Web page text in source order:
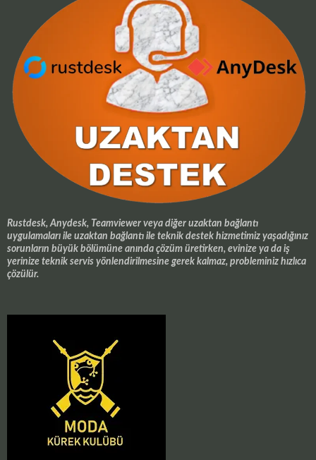
Rustdesk, Anydesk, Teamviewer veya diğer uzaktan bağlantı
uygulamaları ile uzaktan bağlantı ile teknik destek hizmetimiz yaşadığınız
sorunların büyük bölümüne anında çözüm üretirken, evinize ya da iş
yerinize teknik servis yönlendirilmesine gerek kalmaz, probleminiz hızlıca
çözülür.